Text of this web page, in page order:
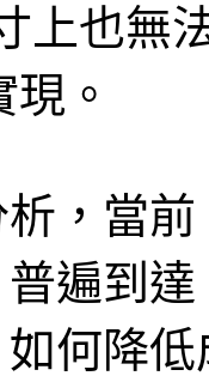
上也無
。
，當
遍到
何降